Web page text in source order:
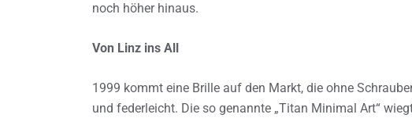
noch höher hinaus.
Von Linz ins All
1999 kommt eine Brille auf den Markt, die ohne
und federleicht. Die so genannte „Titan Minimal Art“